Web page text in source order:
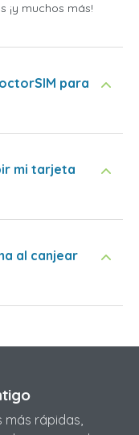
¡y muchos más!
para
mi tarjeta
al canjear
más rápidas,